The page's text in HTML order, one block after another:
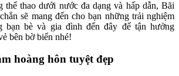
thể thao dưới nước đa dạng và hấp dẫn, Bãi
sẽ mang đến cho bạn những trải nghiệm
bạn bè và gia đình đến đây để tận hưởng
bên bờ biển nhé!
hoàng hôn tuyệt đẹp